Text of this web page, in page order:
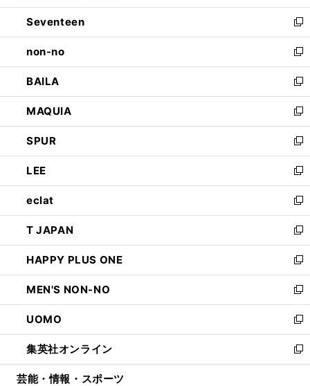
開
く
ウ
で
開
く
ン
ド
ウ
で
開
く
Seventeen
新
し
い
ウ
ィ
ン
ド
ウ
で
開
く
non-no
新
し
い
ウ
ィ
ン
ド
ウ
で
開
く
BAILA
新
し
い
ウ
ィ
ン
ド
ウ
で
開
く
MAQUIA
新
し
い
ウ
ィ
ン
ド
ウ
で
開
く
SPUR
新
し
い
ウ
ィ
ン
ド
ウ
で
開
く
LEE
新
し
い
ウ
ィ
ン
ド
ウ
で
開
く
eclat
新
し
い
ウ
ィ
ン
ド
ウ
で
開
く
T JAPAN
新
し
い
ウ
ィ
ン
ド
ウ
で
開
HAPPY PLUS ONE
新
し
い
ウ
ィ
ン
ド
ウ
MEN'S NON-NO
新
し
い
ウ
ィ
ン
UOMO
新
し
い
ウ
集英社オンライン
新
し
芸能・情報・スポーツ